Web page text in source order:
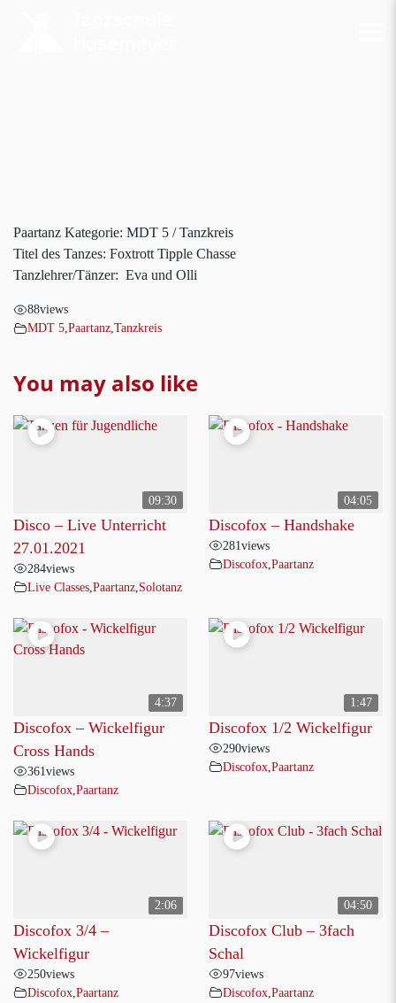
Paartanz Kategorie: MDT 5 / Tanzkreis
Titel des Tanzes: Foxtrott Tipple Chasse
Tanzlehrer/Tänzer: Eva und Olli
88views
MDT 5 Paartanz Tanzkreis
You may also like
09:30
Disco – Live Unterricht
27.01.2021
284views
Live Classes Paartanz Solotanz
04:05
Discofox – Handshake
281views
Discofox Paartanz
4:37
Discofox – Wickelfigur
Cross Hands
361views
Discofox Paartanz
1:47
Discofox 1/2 Wickelfigur
290views
Discofox Paartanz
2:06
Discofox 3/4 –
Wickelfigur
250views
Discofox Paartanz
04:50
Discofox Club – 3fach
Schal
97views
Discofox Paartanz